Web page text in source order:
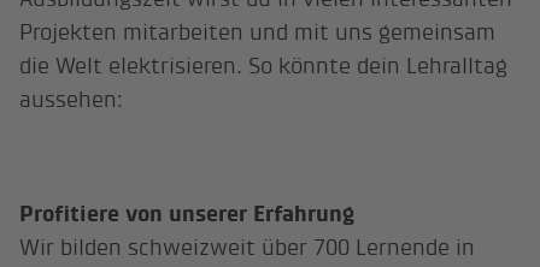
Projekten mitarbeiten und mit uns gemeinsam
die Welt elektrisieren. So könnte dein Lehralltag
aussehen:
Profitiere von unserer Erfahrung
Wir bilden schweizweit über 700 Lernende in